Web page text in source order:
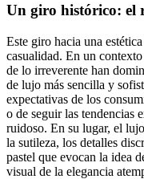
Un giro histórico: el
Este giro hacia una
casualidad. En un
de lo irreverente han
de lujo más sencilla y
expectativas de los
o de seguir las tendencias
ruidoso. En su lugar, el
la sutileza, los detalles
pastel que evocan la idea
visual de la elegancia